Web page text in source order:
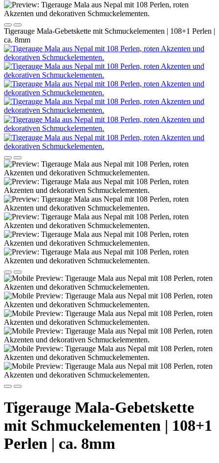
Tigerauge Mala-Gebetskette mit Schmuckelementen | 108+1 Perlen |
ca. 8mm
Tigerauge Mala-Gebetskette
mit Schmuckelementen | 108+1
Perlen | ca. 8mm